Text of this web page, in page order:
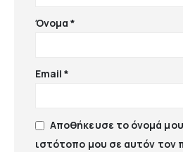
Όνομα*
Email*
Αποθήκευσε το όνομά
ιστότοπο μου σε αυτόν τον